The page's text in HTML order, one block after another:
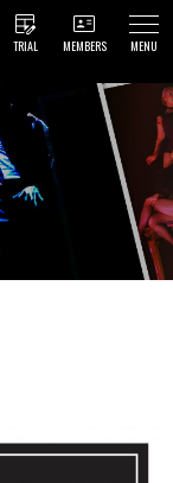
TRIAL MEMBERS MENU